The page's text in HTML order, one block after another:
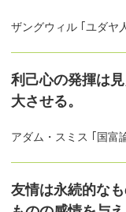
ザングウィル ｢ユダヤ
利己心の発揮は
大させる。
アダム・スミス ｢国富
友情は永続的な